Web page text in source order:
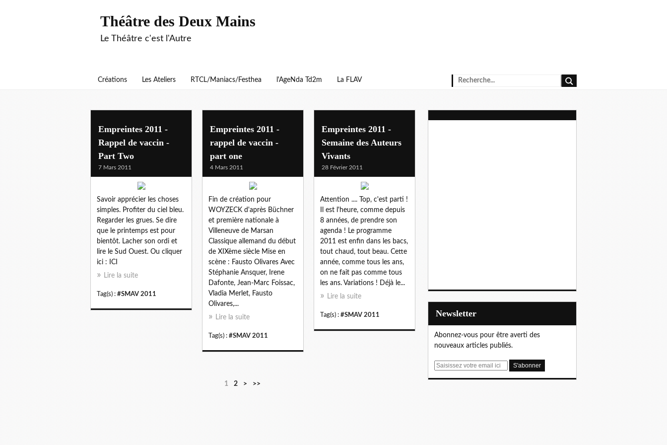
Théâtre des Deux Mains
Le Théâtre c'est l'Autre
Créations Les Ateliers RTCL/Maniacs/Festhea l'AgeNda Td2m La FLAV
smav 2011
Empreintes 2011 -
Rappel de vaccin -
Part Two
7 Mars 2011
Savoir apprécier les choses
simples. Profiter du ciel bleu.
Regarder les grues. Se dire
que le printemps est pour
bientôt. Lacher son ordi et
lire le Sud Ouest. Ou cliquer
ici : ICI
Lire la suite
Tag(s) : #SMAV 2011
Empreintes 2011 -
rappel de vaccin -
part one
4 Mars 2011
Fin de création pour
WOYZECK d'après Büchner
et première nationale à
Villeneuve de Marsan
Classique allemand du début
de XIXème siècle Mise en
scène : Fausto Olivares Avec
Stéphanie Ansquer, Irene
Dafonte, Jean-Marc Foissac,
Vladia Merlet, Fausto
Olivares,...
Lire la suite
Tag(s) : #SMAV 2011
Empreintes 2011 -
Semaine des Auteurs
Vivants
28 Février 2011
Attention .... Top, c'est parti !
Il est l'heure, comme depuis
8 années, de prendre son
agenda ! Le programme
2011 est enfin dans les bacs,
tout chaud, tout beau. Cette
année, comme tous les ans,
on ne fait pas comme tous
les ans. Variations ! Déjà le...
Lire la suite
Tag(s) : #SMAV 2011
1 2 > >>
Newsletter
Abonnez-vous pour être averti des
nouveaux articles publiés.
E